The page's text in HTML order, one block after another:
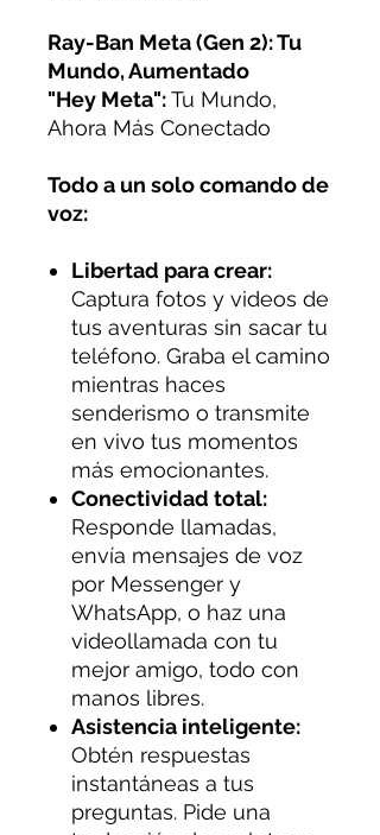
Ray-Ban Meta (Gen 2): Tu
Mundo, Aumentado
"Hey Meta":Tu Mundo,
Ahora Más Conectado
Todo a un solo comando de
voz:
Libertad para crear:
Captura fotos y videos de
tus aventuras sin sacar tu
teléfono. Graba el camino
mientras haces
senderismo o transmite
en vivo tus momentos
más emocionantes.
Conectividad total:
Responde llamadas,
envía mensajes de voz
por Messenger y
WhatsApp, o haz una
videollamada con tu
mejor amigo, todo con
manos libres.
Asistencia inteligente:
Obtén respuestas
instantáneas a tus
preguntas. Pide una